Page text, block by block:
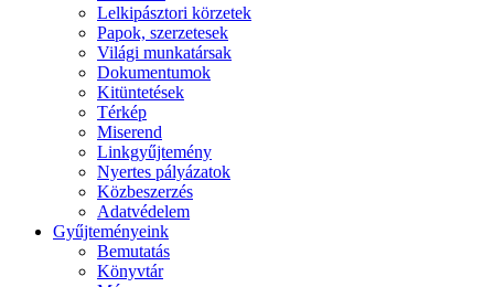
Lelkipásztori körzetek
Papok, szerzetesek
Világi munkatársak
Dokumentumok
Kitüntetések
Térkép
Miserend
Linkgyűjtemény
Nyertes pályázatok
Közbeszerzés
Adatvédelem
Gyűjteményeink
Bemutatás
Könyvtár